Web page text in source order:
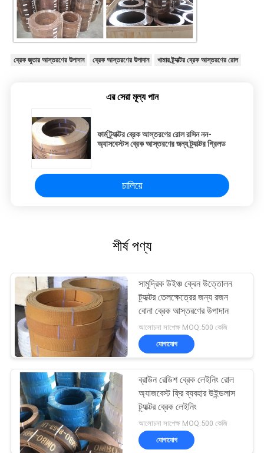
ব্রেক জুতার আস্তরণের উপাদান ব্রেক আস্তরণের উপাদান খামার ট্র্যাক্টর ব্রেক আস্তরণের রোল
এর সেরা মূল্য পান
ফার্ম ট্র্যাক্টর ব্রেক আস্তরণের রোল রসিন নন-
অ্যাসবেস্টস ব্রেক আস্তরণের জন্য ট্র্যাক্টর গ্রিলড
চালিয়ে
শীর্ষ পণ্য
সামুদ্রিক উইঞ্চ ক্রেন উত্তোলন
ট্র্যাক্টর তেলক্ষেত্রের জন্য রজন
বোনা ব্রেক আস্তরণের উপাদান
আলোচনা সাপেক্ষ MOQ:500 কেজি
যোগাযোগ
ব্রাউন রেডিশ ব্রেক লেইনিং রোল
অ্যাজবেস্ট ফ্রি ব্যবহার উইন্ডলাস
ট্র্যাক্টর ব্রেক লেইনিং
আলোচনা সাপেক্ষ MOQ:500 কেজি
যোগাযোগ